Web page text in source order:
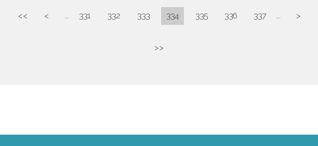
<< < ... 331 332 333 334 335 336 337 ... >
>>